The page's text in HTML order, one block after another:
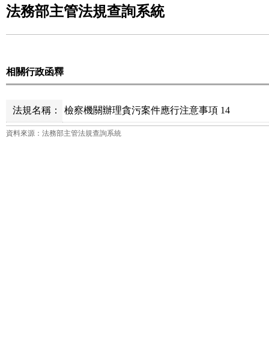
法務部主管法規查詢系統
相關行政函釋
法規名稱： 檢察機關辦理貪污案件應行注意事項 14
資料來源：法務部主管法規查詢系統